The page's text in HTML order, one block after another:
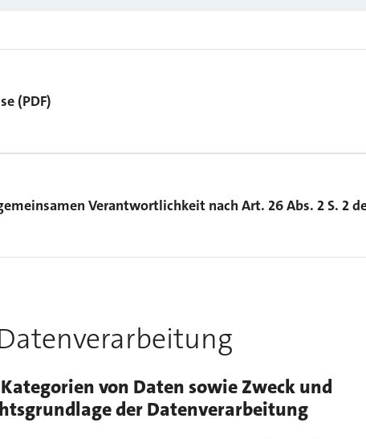
(PDF)
Verantwortlichkeit nach Art. 26 Abs. 2 S. 2
Kategorien von Daten sowie Zweck und
der Datenverarbeitung